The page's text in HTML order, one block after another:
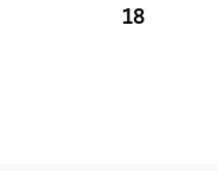
187,00 €